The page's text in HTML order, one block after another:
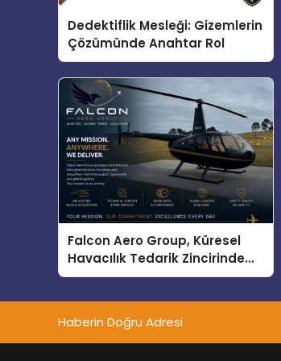
Dedektiflik Mesleği: Gizemlerin
Çözümünde Anahtar Rol
Falcon Aero Group, Küresel
Havacılık Tedarik Zincirinde
Türkiye’den Dünyaya Açılıyor
Haberin Doğru Adresi